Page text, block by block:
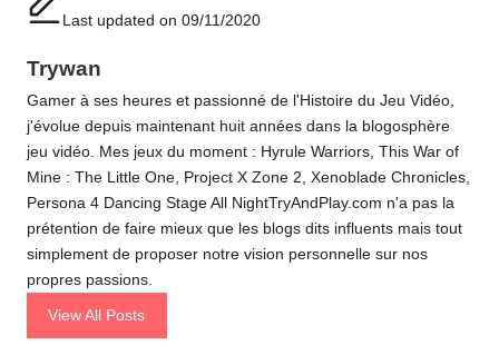
Last updated on 09/11/2020
Trywan
Gamer à ses heures et passionné de l'Histoire du Jeu Vidéo,
j'évolue depuis maintenant huit années dans la blogosphère
jeu vidéo. Mes jeux du moment : Hyrule Warriors, This War of
Mine : The Little One, Project X Zone 2, Xenoblade Chronicles,
Persona 4 Dancing Stage All NightTryAndPlay.com n'a pas la
prétention de faire mieux que les blogs dits influents mais tout
simplement de proposer notre vision personnelle sur nos
propres passions.
View All Posts